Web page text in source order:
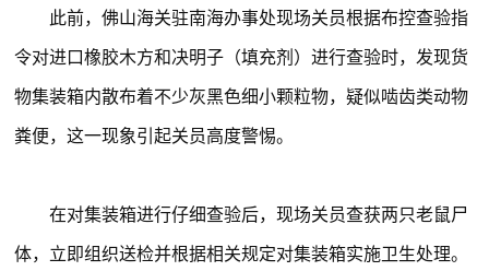
此前，佛山海关驻南海办事处现场关员根据布控查验指
令对进口橡胶木方和决明子（填充剂）进行查验时，发现货
物集装箱内散布着不少灰黑色细小颗粒物，疑似啮齿类动物
粪便，这一现象引起关员高度警惕。
在对集装箱进行仔细查验后，现场关员查获两只老鼠尸
体，立即组织送检并根据相关规定对集装箱实施卫生处理。